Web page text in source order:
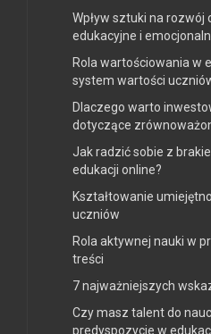
Wpływ sztuki na rozwój
edukacyjne i
Rola wartościowania w
system wartości
Dlaczego warto
dotyczące
Jak radzić sobie z
edukacji online?
Kształtowanie
uczniów
Rola aktywnej nauki w
treści
7 najważniejszych
Czy masz talent do
predyspozycje w